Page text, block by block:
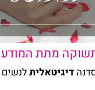
מתת המודע
דיגיטאליתלנשים